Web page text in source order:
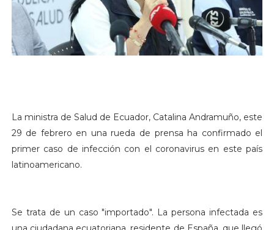
La ministra de Salud de Ecuador, Catalina Andramuño, este
29 de febrero en una rueda de prensa ha confirmado el
primer caso de infección con el coronavirus en este país
latinoamericano.
Se trata de un caso "importado". La persona infectada es